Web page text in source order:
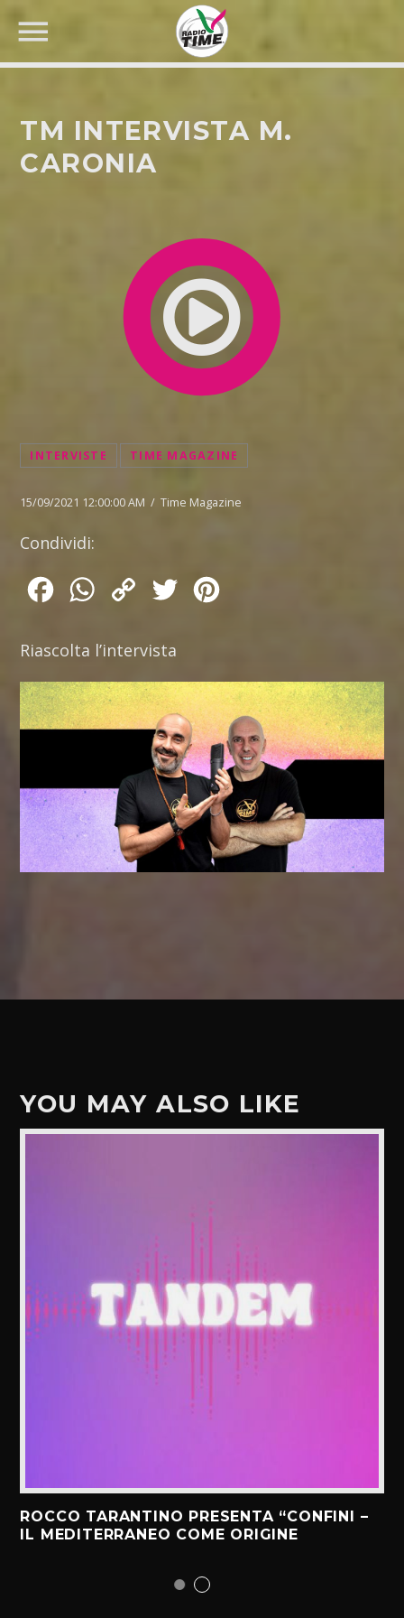
TM INTERVISTA M.
CARONIA
INTERVISTE TIME MAGAZINE
15/09/2021 12:00:00 AM / Time Magazine
Condividi:
FacebookWhatsApp
Copy
Twitter
Riascolta l’intervista
YOU MAY ALSO LIKE
ROCCO TARANTINO PRESENTA “CONFINI –
IL MEDITERRANEO COME ORIGINE